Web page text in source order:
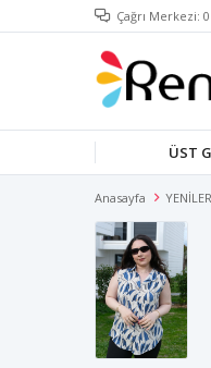
Çağrı Merkezi:
ÜST
Anasayfa